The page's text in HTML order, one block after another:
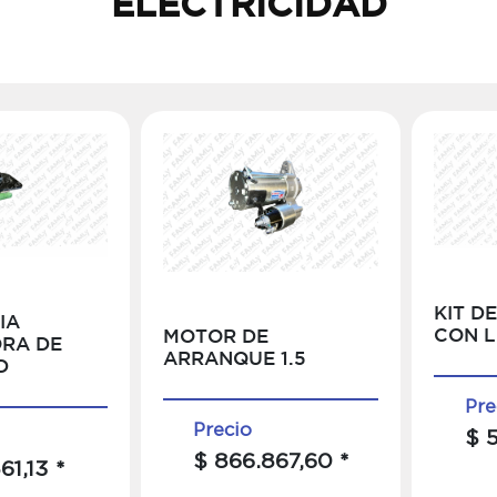
DE
*
MOTOR DE
ARRANQUE 1.5
Precio
$ 866.867,60 *
KIT
CON
$